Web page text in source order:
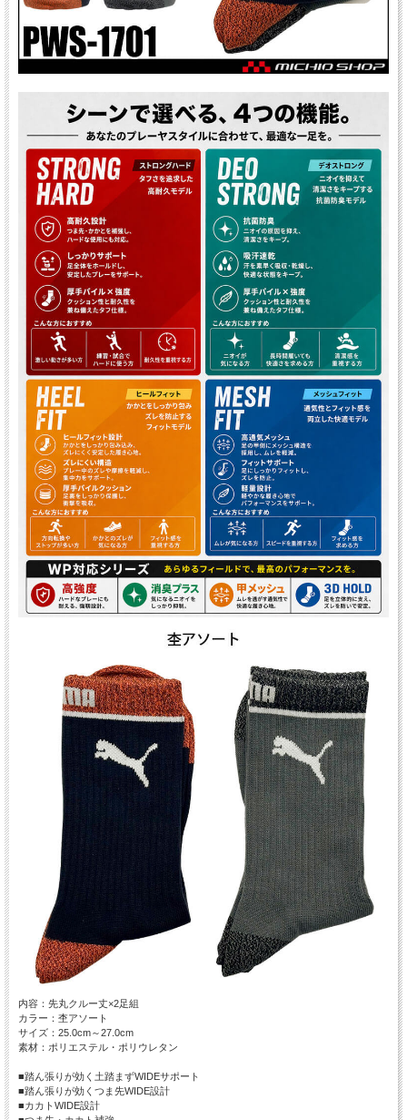
内容：先丸クルー丈×2足組
カラー：杢アソート
サイズ：25.0cm～27.0cm
素材：ポリエステル・ポリウレタン
■踏ん張りが効く土踏まずWIDEサポート
■踏ん張りが効くつま先WIDE設計
■カカトWIDE設計